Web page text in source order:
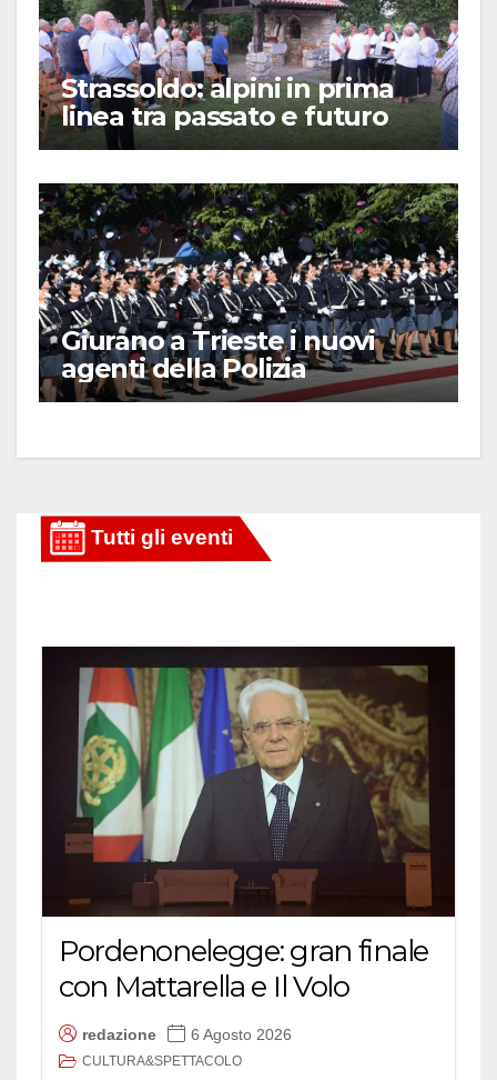
Strassoldo: alpini in prima
linea tra passato e futuro
Giurano a Trieste i nuovi
agenti della Polizia
Pordenonelegge: gran finale
con Mattarella e Il Volo
redazione 6 Agosto 2026
CULTURA&SPETTACOLO